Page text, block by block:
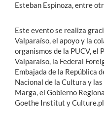
Esteban Espinoza, entre
Este evento se realiza
Valparaíso, el apoyo y la
organismos de la PUCV, el
Valparaíso, la Federal
Embajada de la República
Nacional de la Cultura y
Marga, el Gobierno
Goethe Institut y